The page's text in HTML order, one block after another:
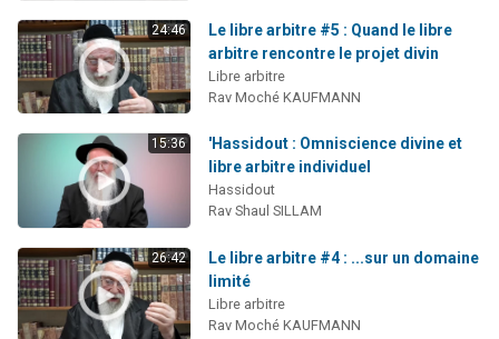
24:46
Le libre arbitre #5 : Quand le libre
arbitre rencontre le projet divin
Libre arbitre
Rav Moché KAUFMANN
15:36
'Hassidout : Omniscience divine et
libre arbitre individuel
Hassidout
Rav Shaul SILLAM
26:42
Le libre arbitre #4 : ...sur un domaine
limité
Libre arbitre
Rav Moché KAUFMANN